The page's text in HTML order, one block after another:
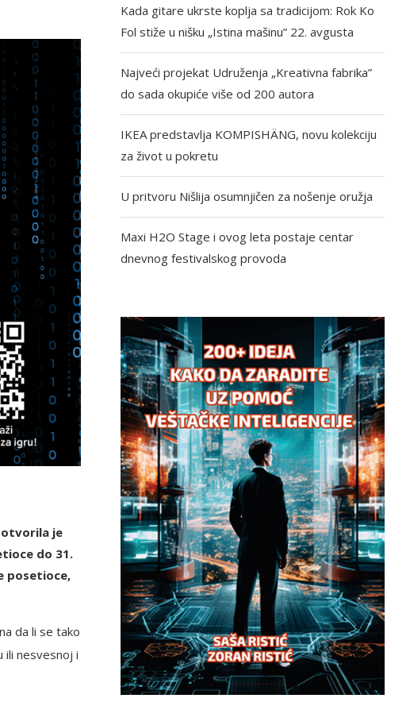
otvorila je
do 31.
posetioce,
da li se tako
ili nesvesnoj i
Kada gitare ukrste koplja sa tradicijom: Rok Ko
Fol stiže u nišku „Istina mašinu” 22. avgusta
Najveći projekat Udruženja „Kreativna fabrika”
do sada okupiće više od 200 autora
IKEA predstavlja KOMPISHÄNG, novu kolekciju
za život u pokretu
U pritvoru Nišlija osumnjičen za nošenje oružja
Maxi H2O Stage i ovog leta postaje centar
dnevnog festivalskog provoda